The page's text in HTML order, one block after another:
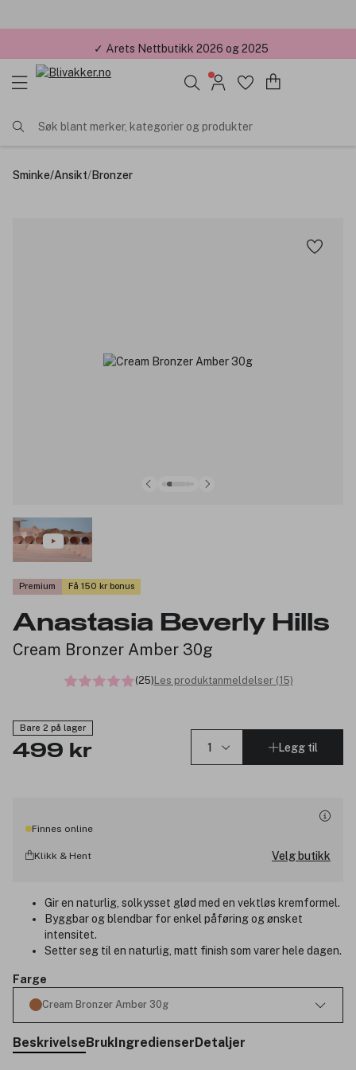
✓ Årets Nettbutikk 2026 og 2025
Søk blant merker, kategorier og produkter
Sminke/Ansikt/Bronzer
Premium Få 150 kr bonus
Anastasia Beverly Hills
Cream Bronzer Amber 30g
(25)Les produktanmeldelser (15)
Bare 2 på lager
499 kr Legg til
Finnes online
Klikk & Hent Velg butikk
Gir en naturlig, solkysset glød med en vektløs kremformel.
Byggbar og blendbar for enkel påføring og ønsket
intensitet.
Setter seg til en naturlig, matt finish som varer hele dagen.
Farge
Cream Bronzer Amber 30g
BeskrivelseBrukIngredienserDetaljer